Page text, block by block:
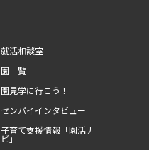
就活相談室
園一覧
園見学に行こう！
センパイインタビュー
子育て支援情報「園活ナ
ビ」